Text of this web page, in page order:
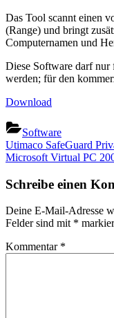
MAC
Address
–
IP
hat
Das Tool scannt einen
(Range) und bringt
Computernamen und
Diese Software darf
werden; für den
Download
Software
Previous
Post:
Utimaco SafeGuard
Next
Microsoft Virtual PC
Schreibe einen
Deine E-Mail-Adresse
Felder sind mit *
Kommentar *